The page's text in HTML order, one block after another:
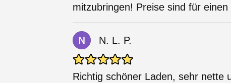
mitzubringen! Preise sind für
N. L. P.
Richtig schöner Laden, sehr nette